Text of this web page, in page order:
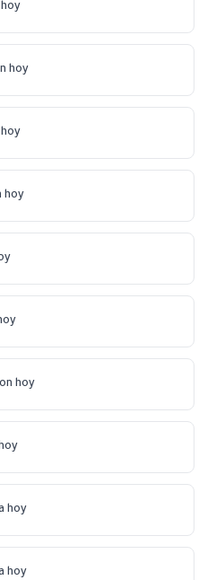
hoy
hoy
hoy
hoy
hoy